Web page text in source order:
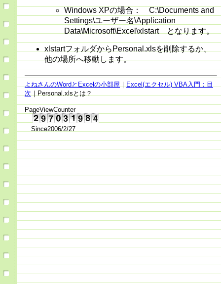
Windows XPの場合： C:\Documents and
Settings\ユーザー名\Application
Data\Microsoft\Excel\xlstart となります。
xlstartフォルダからPersonal.xlsを削除するか、
他の場所へ移動します。
よねさんのWordとExcelの小部屋 ｜ Excel(エクセル) VBA入門：目
次 ｜Personal.xlsとは？
PageViewCounter
Since2006/2/27